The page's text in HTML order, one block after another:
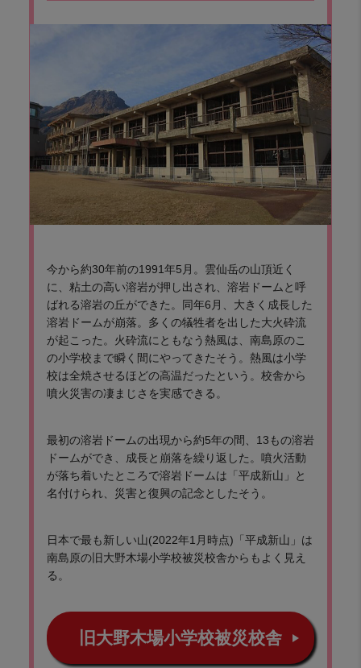
今から約30年前の1991年5月。雲仙岳の山頂近く
に、粘土の高い溶岩が押し出され、溶岩ドームと呼
ばれる溶岩の丘ができた。同年6月、大きく成長した
溶岩ドームが崩落。多くの犠牲者を出した大火砕流
が起こった。火砕流にともなう熱風は、南島原のこ
の小学校まで瞬く間にやってきたそう。熱風は小学
校は全焼させるほどの高温だったという。校舎から
噴火災害の凄まじさを実感できる。
最初の溶岩ドームの出現から約5年の間、13もの溶岩
ドームができ、成長と崩落を繰り返した。噴火活動
が落ち着いたところで溶岩ドームは「平成新山」と
名付けられ、災害と復興の記念としたそう。
日本で最も新しい山(2022年1月時点)「平成新山」は
南島原の旧大野木場小学校被災校舎からもよく見え
る。
旧大野木場小学校被災校舎